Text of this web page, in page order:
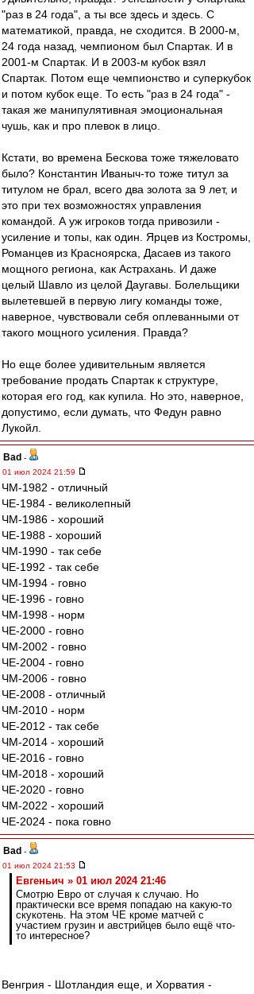
"раз в 24 года", а ты все здесь и здесь. С
математикой, правда, не сходится. В 2000-м,
24 года назад, чемпионом был Спартак. И в
2001-м Спартак. И в 2003-м кубок взял
Спартак. Потом еще чемпионство и суперкубок
и потом кубок еще. То есть "раз в 24 года" -
такая же манипулятивная эмоциональная
чушь, как и про плевок в лицо.
Кстати, во времена Бескова тоже тяжеловато
было? Константин Иваныч-то тоже титул за
титулом не брал, всего два золота за 9 лет, и
это при тех возможностях управления
командой. А уж игроков тогда привозили -
усиление и топы, как один. Ярцев из Костромы,
Романцев из Красноярска, Дасаев из такого
мощного региона, как Астрахань. И даже
целый Шавло из целой Даугавы. Болельщики
вылетевшей в первую лигу команды тоже,
наверное, чувствовали себя оплеванными от
такого мощного усиления. Правда?
Но еще более удивительным является
требование продать Спартак к структуре,
которая его год, как купила. Но это, наверное,
допустимо, если думать, что Федун равно
Лукойл.
Bad -
01 июл 2024 21:59
ЧМ-1982 - отличный
ЧЕ-1984 - великолепный
ЧМ-1986 - хороший
ЧЕ-1988 - хороший
ЧМ-1990 - так себе
ЧЕ-1992 - так себе
ЧМ-1994 - говно
ЧЕ-1996 - говно
ЧМ-1998 - норм
ЧЕ-2000 - говно
ЧМ-2002 - говно
ЧЕ-2004 - говно
ЧМ-2006 - говно
ЧЕ-2008 - отличный
ЧМ-2010 - норм
ЧЕ-2012 - так себе
ЧМ-2014 - хороший
ЧЕ-2016 - говно
ЧМ-2018 - хороший
ЧЕ-2020 - говно
ЧМ-2022 - хороший
ЧЕ-2024 - пока говно
Bad -
01 июл 2024 21:53
Евгеньич » 01 июл 2024 21:46
Смотрю Евро от случая к случаю. Но
практически все время попадаю на какую-то
скукотень. На этом ЧЕ кроме матчей с
участием грузин и австрийцев было ещё что-
то интересное?
Венгрия - Шотландия еще, и Хорватия -